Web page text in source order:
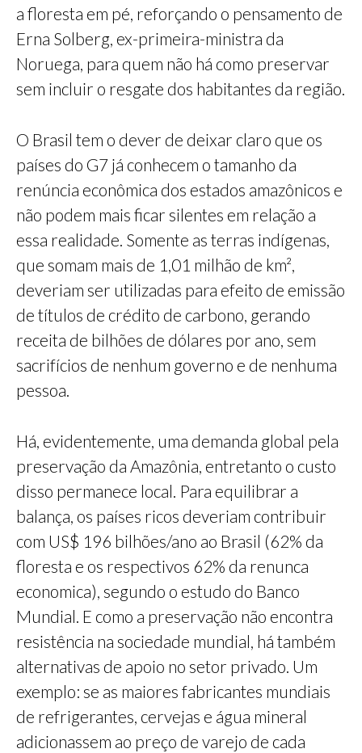
a floresta em pé, reforçando o pensamento de
Erna Solberg, ex-primeira-ministra da
Noruega, para quem não há como preservar
sem incluir o resgate dos habitantes da região.
O Brasil tem o dever de deixar claro que os
países do G7 já conhecem o tamanho da
renúncia econômica dos estados amazônicos e
não podem mais ficar silentes em relação a
essa realidade. Somente as terras indígenas,
que somam mais de 1,01 milhão de km²,
deveriam ser utilizadas para efeito de emissão
de títulos de crédito de carbono, gerando
receita de bilhões de dólares por ano, sem
sacrifícios de nenhum governo e de nenhuma
pessoa.
Há, evidentemente, uma demanda global pela
preservação da Amazônia, entretanto o custo
disso permanece local. Para equilibrar a
balança, os países ricos deveriam contribuir
com US$ 196 bilhões/ano ao Brasil (62% da
floresta e os respectivos 62% da renunca
economica), segundo o estudo do Banco
Mundial. E como a preservação não encontra
resistência na sociedade mundial, há também
alternativas de apoio no setor privado. Um
exemplo: se as maiores fabricantes mundiais
de refrigerantes, cervejas e água mineral
adicionassem ao preço de varejo de cada